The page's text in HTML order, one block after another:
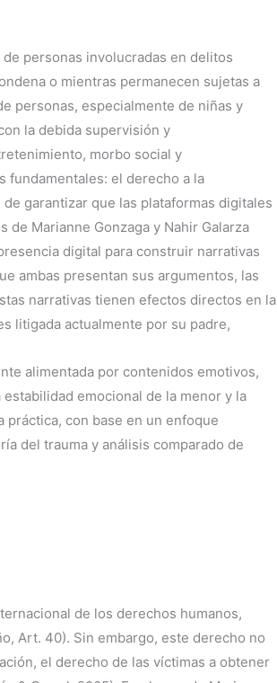
personas involucradas en delitos
o mientras permanecen sujetas a
personas, especialmente de niñas y
la debida supervisión y
morbo social y
fundamentales: el derecho a la
garantizar que las plataformas digitales
Marianne Gonzaga y Nahir Galarza
digital para construir narrativas
ambas presentan sus argumentos, las
narrativas tienen efectos directos en la
litigada actualmente por su padre,
alimentada por contenidos emotivos,
emocional de la menor y la
con base en un enfoque
del trauma y análisis comparado de
de los derechos humanos,
Art. 40). Sin embargo, este derecho no
el derecho de las víctimas a obtener